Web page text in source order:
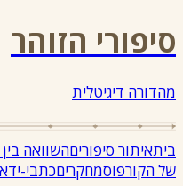
סיפורי הזוהר
מהדורה דיגיטלית
ביתאיתור סיפוריםהשוואה בין
של הקורפוסמחקריםכתבי-יד